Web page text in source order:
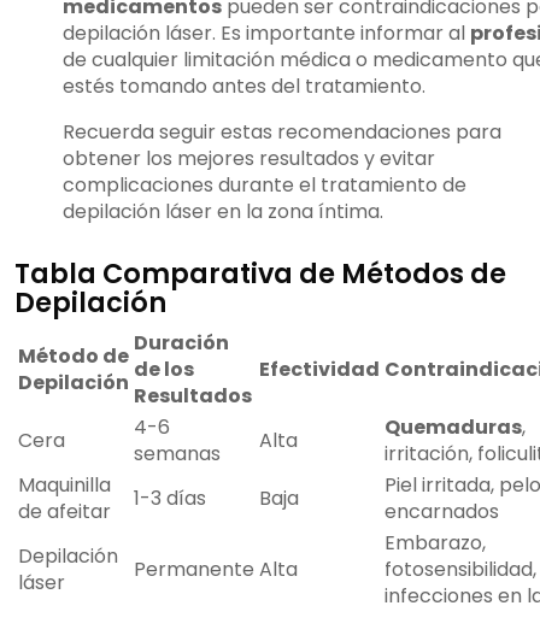
medicamentos pueden ser contraindicaciones
depilación láser. Es importante informar al
de cualquier limitación médica o medicamento
estés tomando antes del tratamiento.
Recuerda seguir estas recomendaciones para
obtener los mejores resultados y evitar
complicaciones durante el tratamiento de
depilación láser en la zona íntima.
Tabla Comparativa de Métodos de
Depilación
Método de
Depilación
Duración
de los
Resultados
Efectividad
Cera
4-6
semanas
Alta Quemaduras,
irritación,
Maquinilla
de afeitar
1-3 días Baja
Piel irritada,
encarnados
Depilación
láser
Permanente Alta
Embarazo,
fotosensibilidad,
infecciones en